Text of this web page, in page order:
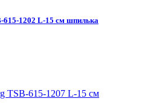
1202 L-15 см шпилька